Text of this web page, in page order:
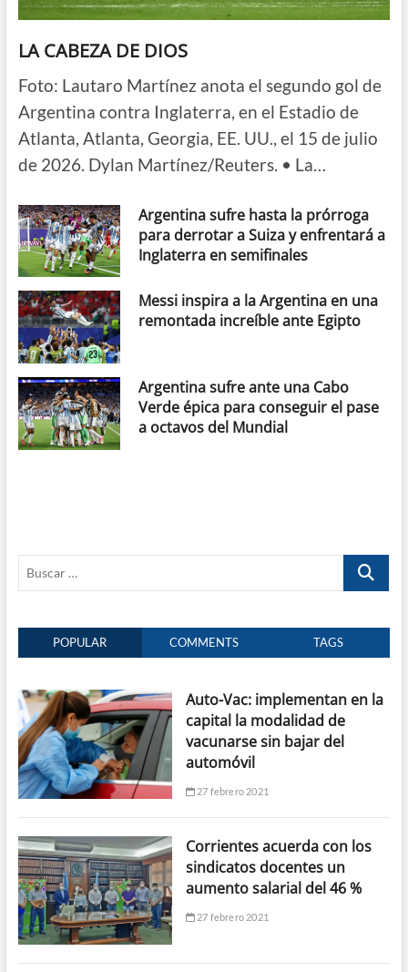
LA CABEZA DE DIOS
Foto: Lautaro Martínez anota el segundo gol de
Argentina contra Inglaterra, en el Estadio de
Atlanta, Atlanta, Georgia, EE. UU., el 15 de julio
de 2026. Dylan Martínez/Reuters. • La…
Argentina sufre hasta la prórroga
para derrotar a Suiza y enfrentará a
Inglaterra en semifinales
Messi inspira a la Argentina en una
remontada increíble ante Egipto
Argentina sufre ante una Cabo
Verde épica para conseguir el pase
a octavos del Mundial
Buscar
POPULAR COMMENTS TAGS
Auto-Vac: implementan en la
capital la modalidad de
vacunarse sin bajar del
automóvil
27 febrero 2021
Corrientes acuerda con los
sindicatos docentes un
aumento salarial del 46 %
27 febrero 2021